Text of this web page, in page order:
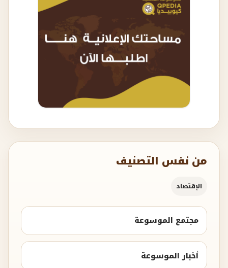
من نفس التصنيف
الإقتصاد
مجتمع الموسوعة
أخبار الموسوعة